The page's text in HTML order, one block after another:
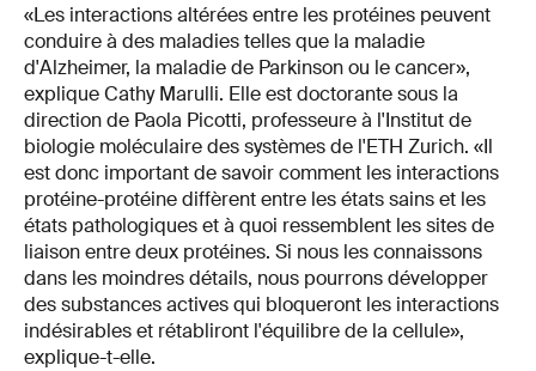
«Les interactions altérées entre les protéines peuvent
conduire à des maladies telles que la maladie
d'Alzheimer, la maladie de Parkinson ou le cancer»,
explique Cathy Marulli. Elle est doctorante sous la
direction de Paola Picotti, professeure à l'Institut de
biologie moléculaire des systèmes de l'ETH Zurich. «Il
est donc important de savoir comment les interactions
protéine-protéine diffèrent entre les états sains et les
états pathologiques et à quoi ressemblent les sites de
liaison entre deux protéines. Si nous les connaissons
dans les moindres détails, nous pourrons développer
des substances actives qui bloqueront les interactions
indésirables et rétabliront l'équilibre de la cellule»,
explique-t-elle.